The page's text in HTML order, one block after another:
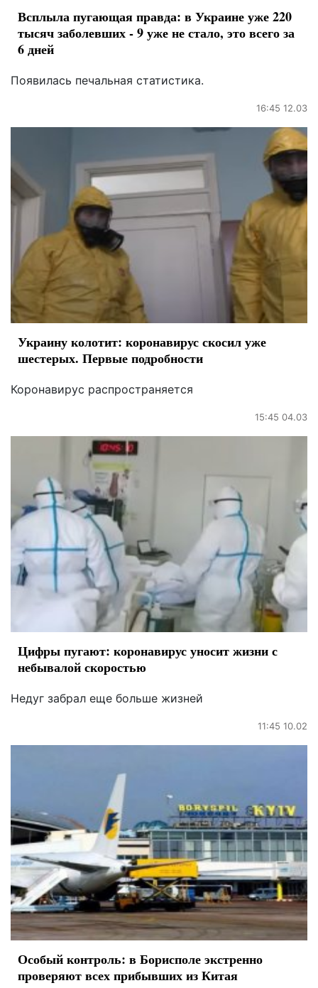
Всплыла пугающая правда: в Украине уже 220
тысяч заболевших - 9 уже не стало, это всего за
6 дней
Появилась печальная статистика.
16:45 12.03
Украину колотит: коронавирус скосил уже
шестерых. Первые подробности
Коронавирус распространяется
15:45 04.03
Цифры пугают: коронавирус уносит жизни с
небывалой скоростью
Недуг забрал еще больше жизней
11:45 10.02
Особый контроль: в Борисполе экстренно
проверяют всех прибывших из Китая